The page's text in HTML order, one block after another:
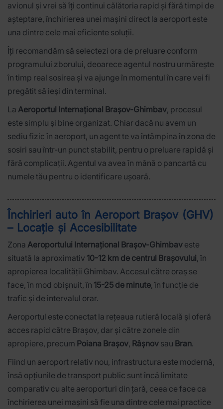
avionul și vrei să îți continui călătoria rapid și fără timpi de
așteptare, închirierea unei mașini direct la aeroport este
una dintre cele mai eficiente soluții.
Îți recomandăm să selectezi ora de preluare conform
programului zborului, deoarece agentul nostru urmărește
în timp real sosirea și va ajunge în momentul în care vei fi
pregătit să ieși din terminal.
La Aeroportul Internațional Brașov-Ghimbav, procesul
este simplu și bine organizat. Chiar dacă nu avem un
sediu fizic în aeroport, un agent te va întâmpina în zona de
sosiri sau într-un punct stabilit, pentru o preluare rapidă și
fără complicații. Agentul va avea în mână o pancartă cu
numele tău pentru o identificare ușoară.
Închirieri auto în Aeroport Brașov (GHV)
– Locație și Accesibilitate
Zona Aeroportului Internațional Brașov-Ghimbav este
situată la aproximativ 10-12 km de centrul Brașovului, în
apropierea localității Ghimbav. Accesul către oraș se
face, în mod obișnuit, în 15-25 de minute, în funcție de
trafic și de intervalul orar.
Aeroportul este conectat la rețeaua rutieră locală și oferă
acces rapid către Brașov, dar și către zonele din
apropiere, precum Poiana Brașov, Râșnov sau Bran.
Fiind un aeroport relativ nou, infrastructura este modernă,
însă opțiunile de transport public sunt încă limitate
comparativ cu alte aeroporturi din țară, ceea ce face ca
închirierea unei mașini să fie una dintre cele mai practice